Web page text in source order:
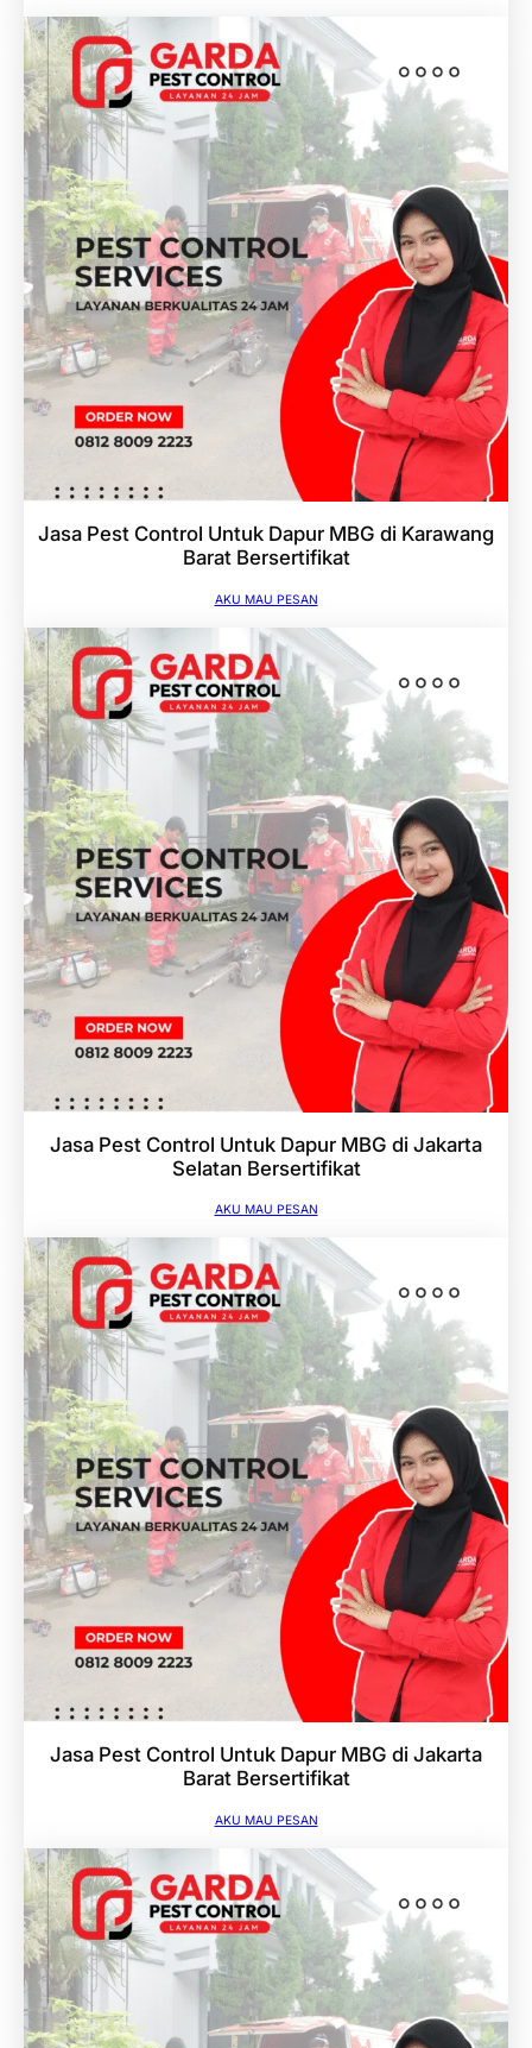
Jasa Pest Control Untuk Dapur MBG di Karawang
Barat Bersertifikat
AKU MAU PESAN
Jasa Pest Control Untuk Dapur MBG di Jakarta
Selatan Bersertifikat
AKU MAU PESAN
Jasa Pest Control Untuk Dapur MBG di Jakarta
Barat Bersertifikat
AKU MAU PESAN